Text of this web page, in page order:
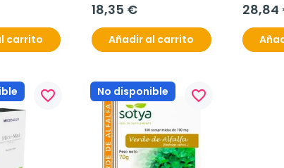
carrito
18,35 €
Añadir al carrito
28,84
favorite_border No disponible favorite_border